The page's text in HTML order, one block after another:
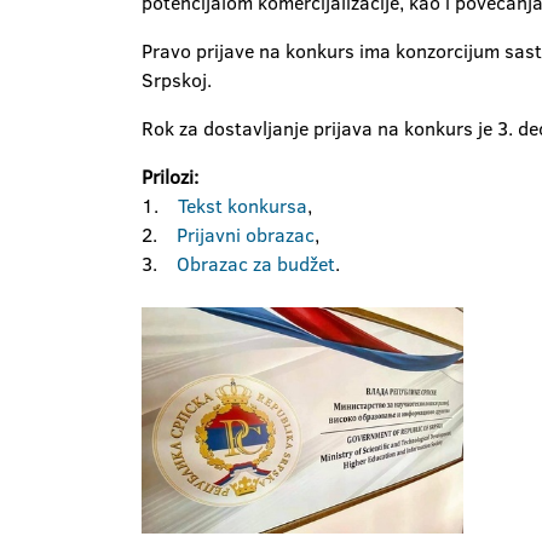
Pravo prijave na konkurs ima konzorcijum
Srpskoj.
Rok za dostavljanje prijava na konkurs je 3.
Prilozi:
1. Tekst konkursa,
2. Prijavni obrazac,
3. Obrazac za budžet.